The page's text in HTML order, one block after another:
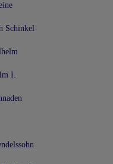
Schinkel
I.